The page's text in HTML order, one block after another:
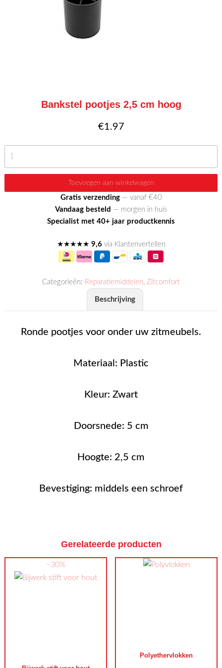
Bankstel pootjes 2,5 cm hoog
€1.97
2,5
Toevoegen aan winkelwagen
Gratis verzending— vanaf €40
Vandaag besteld — morgen in huis
Specialist met 40+ jaar productkennis
★★★★★ 9,6via Klantenvertellen
Categorieën: Reparatiemiddelen, Zitcomfort
Beschrijving
Ronde pootjes voor onder uw zitmeubels.
Materiaal: Plastic
Kleur: Zwart
Doorsnede: 5 cm
Hoogte: 2,5 cm
Bevestiging: middels een schroef
Gerelateerde producten
−30%
Polyethervlokken